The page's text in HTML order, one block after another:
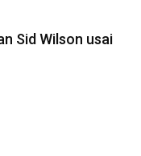
Sid Wilson usai